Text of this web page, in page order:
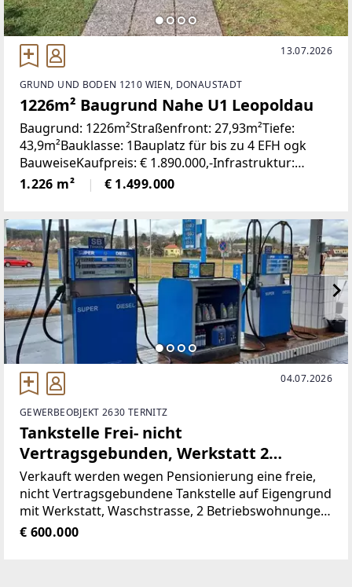
13.07.2026
GRUND UND BODEN 1210 WIEN, DONAUSTADT
1226m² Baugrund Nahe U1 Leopoldau
Baugrund: 1226m²Straßenfront: 27,93m²Tiefe:
43,9m²Bauklasse: 1Bauplatz für bis zu 4 EFH ogk
BauweiseKaufpreis: € 1.890.000,-Infrastruktur:
Fußläufig 3 Minuten zu U1 Leopoldau, S-Bahn, BusIn
wenigen Minuten erreicht man den Seyringer
1.226 m² € 1.499.000
04.07.2026
GEWERBEOBJEKT 2630 TERNITZ
Tankstelle Frei- nicht
Vertragsgebunden, Werkstatt 2
Betriebswohnungen und
Gewerbegrund
Verkauft werden wegen Pensionierung eine freie,
nicht Vertragsgebundene Tankstelle auf Eigengrund
mit Werkstatt, Waschstrasse, 2 Betriebswohnungen
mit je über 100m², Verkaufslokal mit Stüberl,
€ 600.000